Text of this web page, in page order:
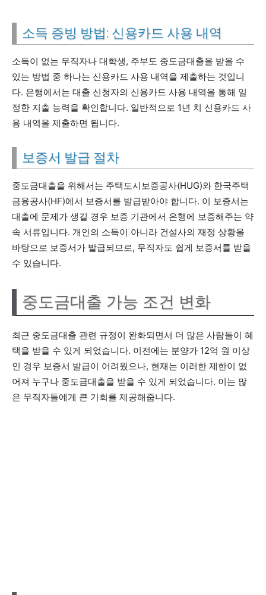
소득 증빙 방법: 신용카드 사용 내역
소득이 없는 무직자나 대학생, 주부도 중도금대출을 받을 수
있는 방법 중 하나는 신용카드 사용 내역을 제출하는 것입니
다. 은행에서는 대출 신청자의 신용카드 사용 내역을 통해 일
정한 지출 능력을 확인합니다. 일반적으로 1년 치 신용카드 사
용 내역을 제출하면 됩니다.
보증서 발급 절차
중도금대출을 위해서는 주택도시보증공사(HUG)와 한국주택
금융공사(HF)에서 보증서를 발급받아야 합니다. 이 보증서는
대출에 문제가 생길 경우 보증 기관에서 은행에 보증해주는 약
속 서류입니다. 개인의 소득이 아니라 건설사의 재정 상황을
바탕으로 보증서가 발급되므로, 무직자도 쉽게 보증서를 받을
수 있습니다.
중도금대출 가능 조건 변화
최근 중도금대출 관련 규정이 완화되면서 더 많은 사람들이 혜
택을 받을 수 있게 되었습니다. 이전에는 분양가 12억 원 이상
인 경우 보증서 발급이 어려웠으나, 현재는 이러한 제한이 없
어져 누구나 중도금대출을 받을 수 있게 되었습니다. 이는 많
은 무직자들에게 큰 기회를 제공해줍니다.